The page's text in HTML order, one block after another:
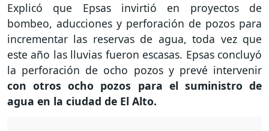
Explicó que Epsas invirtió en proyectos de
bombeo, aducciones y perforación de pozos para
incrementar las reservas de agua, toda vez que
este año las lluvias fueron escasas. Epsas concluyó
la perforación de ocho pozos y prevé intervenir
con otros ocho pozos para el suministro de
agua en la ciudad de El Alto.